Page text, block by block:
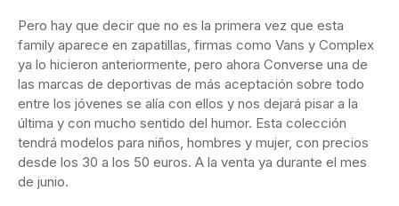
Pero hay que decir que no es la primera vez que esta
family aparece en zapatillas, firmas como Vans y Complex
ya lo hicieron anteriormente, pero ahora Converse una de
las marcas de deportivas de más aceptación sobre todo
entre los jóvenes se alía con ellos y nos dejará pisar a la
última y con mucho sentido del humor. Esta colección
tendrá modelos para niños, hombres y mujer, con precios
desde los 30 a los 50 euros. A la venta ya durante el mes
de junio.